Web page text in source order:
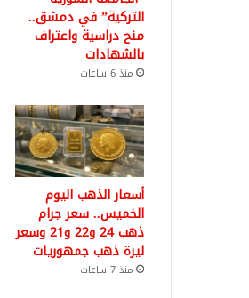
التركية” في دمشق..
منح دراسية واعتراف
بالشهادات
منذ 6 ساعات
أسعار الذهب اليوم
الخميس.. سعر جرام
ذهب 24 و22 و21 وسعر
ليرة ذهب جمهوريات
منذ 7 ساعات